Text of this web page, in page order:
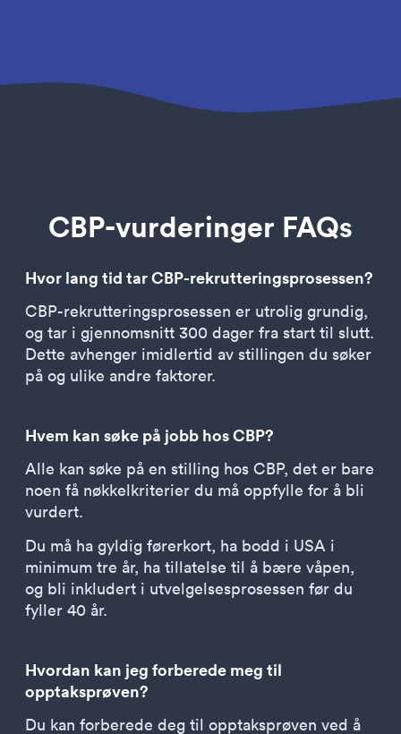
CBP-vurderinger FAQs
Hvor lang tid tar CBP-rekrutteringsprosessen?
CBP-rekrutteringsprosessen er utrolig grundig,
og tar i gjennomsnitt 300 dager fra start til slutt.
Dette avhenger imidlertid av stillingen du søker
på og ulike andre faktorer.
Hvem kan søke på jobb hos CBP?
Alle kan søke på en stilling hos CBP, det er bare
noen få nøkkelkriterier du må oppfylle for å bli
vurdert.
Du må ha gyldig førerkort, ha bodd i USA i
minimum tre år, ha tillatelse til å bære våpen,
og bli inkludert i utvelgelsesprosessen før du
fyller 40 år.
Hvordan kan jeg forberede meg til
opptaksprøven?
Du kan forberede deg til opptaksprøven ved å